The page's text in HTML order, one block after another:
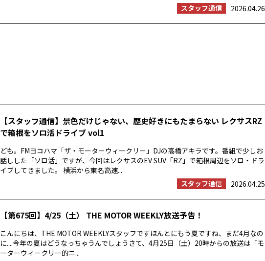
スタッフ通信
2026.04.26
【スタッフ通信】景色だけじゃない、歴史好きにもたまらない レクサスRZ
で箱根をソロ活ドライブ vol1
ども。FMヨコハマ「ザ・モーターウィークリー」DJの高橋アキラです。番組で少しお
話しした「ソロ活」ですが、今回はレクサスのEV SUV「RZ」で箱根周辺をソロ・ドラ
イブしてきました。 横浜から東名高速...
スタッフ通信
2026.04.25
【第675回】4/25（土） THE MOTOR WEEKLY放送予告！
こんにちは、THE MOTOR WEEKLYスタッフですほんとにもう夏ですね、まだ4月なの
に....今年の夏はどうなっちゃうんでしょうさて、4月25日（土）20時からの放送は「モ
ーターウィークリー的ニ...